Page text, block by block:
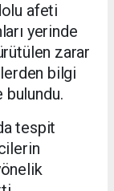
afeti
yerinde
zarar
bilgi
tespit